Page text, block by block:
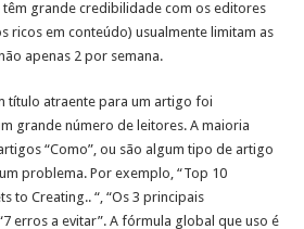
têm grande credibilidade com os editores
ricos em conteúdo) usualmente limitam as
apenas 2 por semana.
título atraente para um artigo foi
grande número de leitores. A maioria
“Como”, ou são algum tipo de artigo
problema. Por exemplo, “Top 10
to Creating.. “, “Os 3 principais
erros a evitar”. A fórmula global que uso é